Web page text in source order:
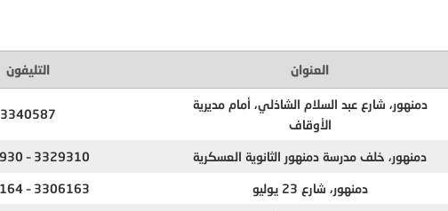
العنوان التليفون
دمنهور، شارع عبد السلام الشاذلي، أمام مديرية
الأوقاف
3340587
دمنهور، خلف مدرسة دمنهور الثانوية العسكرية 3329310 – 3305930
دمنهور، شارع 23 يوليو 3306163 – 3306164